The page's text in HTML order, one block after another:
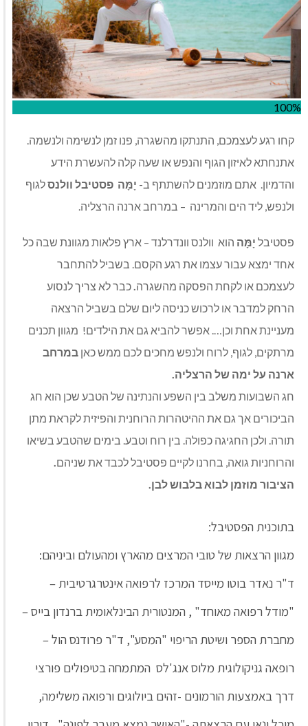
100%
קחו רגע לעצמכם, התנתקו מהשגרה, פנו זמן לנשימה ולנשמה.
אתנחתא לאיזון הגוף והנפש או שעה קלה להעשרת הידע
והדמיון. אתם מוזמנים להשתתף ב- יָמָּה פסטיבל וולנסלגוף
ולנפש, ליד הים והמרינה – במרחב ארנה הרצליה.
פסטיבל יָמָּה הוא וולנס וונדרלנד – ארץ פלאות מגוונת שבה כל
אחד ימצא עבור עצמו את רגע הקסם. בשביל להתחבר
לעצמכם או לקחת הפסקה מהשגרה.כבר לא צריך לנסוע
הרחק למדבר או לרכוש כניסה ליום שלם בשביל הרצאה
מעניינת אחת וכן…. אפשר להביא גם את הילדים! מגוון תכנים
מרתקים, לגוף, לרוח ולנפש מחכים לכם ממש כאן במרחב
ארנה על ימה של הרצליה.
חג השבועות משלב בין השפע והנתינה של הטבע שכן הוא חג
הביכורים אך גם את ההיטהרות הרוחנית והפיזית לקראת מתן
תורה. ולכן החגיגה כפולה. בין רוח וטבע. בימים שהטבע בשיאו
והרוחניות גואה, בחרנו לקיים פסטיבל לכבד את שניהם.
הציבור מוזמן לבוא בלבוש לבן.
בתוכנית הפסטיבל:
מגוון הרצאות של טובי המרצים מהארץ ומהעולם וביניהם:
ד"ר נאדר בוטו מייסד המרכז לרפואה אינטרגרטיבית –
"מודל רפואה מאוחד" , המנטורית הבינלאומית ברנדון בייס –
מחברת הספר ושיטת הריפוי "המסע", ד"ר פרודנס הול –
רופאה גניקולוגית מלוס אנג'לס המתמחה בטיפולים פורצי
דרך באמצעות הורמונים -זהים ביולוגים ורפואה משלימה,